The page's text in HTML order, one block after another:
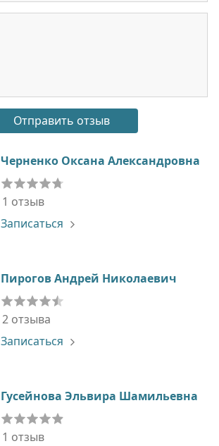
Черненко Оксана Александровна
1 отзыв
Записаться
Пирогов Андрей Николаевич
2 отзыва
Записаться
Гусейнова Эльвира Шамильевна
1 отзыв